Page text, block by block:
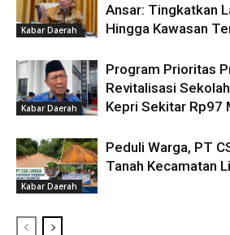
Kabar Daerah
Ansar: Tingkatkan
Hingga Kawasan
Kabar Daerah
Program Prioritas
Revitalisasi
Kepri Sekitar Rp97
Kabar Daerah
Peduli Warga, PT
Tanah Kecamatan